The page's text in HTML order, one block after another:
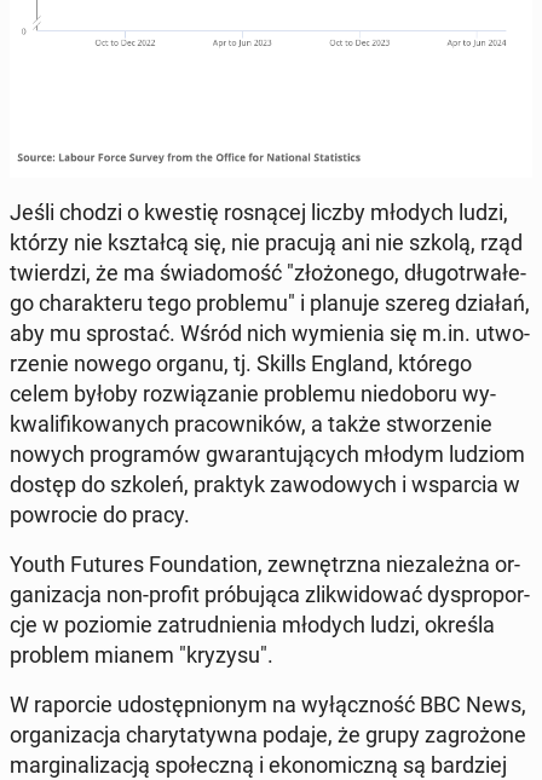
Jeśli chodzi o kwestię ro­sną­cej liczby młodych ludzi,
którzy nie kształ­cą się, nie pracują ani nie szkolą, rząd
twier­dzi, że ma świa­do­mość "zło­żo­ne­go, dłu­go­trwa­łe­
go cha­rak­te­ru tego pro­ble­mu" i planuje szereg działań,
aby mu spro­stać. Wśród nich wy­mie­nia się m.in. utwo­
rze­nie nowego organu, tj. Skills England, którego
celem byłoby roz­wią­za­nie pro­ble­mu nie­do­bo­ru wy­
kwa­li­fi­ko­wa­nych pra­cow­ni­ków, a także stwo­rze­nie
nowych pro­gra­mów gwa­ran­tu­ją­cych młodym ludziom
dostęp do szkoleń, praktyk za­wo­do­wych i wspar­cia w
po­wro­cie do pracy.
Youth Futures Fo­un­da­tion, ze­wnętrz­na nie­za­leż­na or­
ga­ni­za­cja non-profit pró­bu­ją­ca zli­kwi­do­wać dys­pro­por­
cje w po­zio­mie za­trud­nie­nia młodych ludzi, określa
problem mianem "kryzysu".
W ra­por­cie udo­stęp­nio­nym na wy­łącz­ność BBC News,
or­ga­ni­za­cja cha­ry­ta­tyw­na podaje, że grupy za­gro­żo­ne
mar­gi­na­li­za­cją spo­łecz­ną i eko­no­micz­ną są bar­dziej